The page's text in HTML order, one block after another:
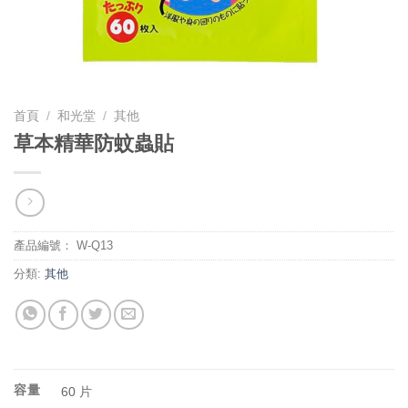
首頁 / 和光堂 / 其他
草本精華防蚊蟲貼
產品編號： W-Q13
分類: 其他
容量 60 片